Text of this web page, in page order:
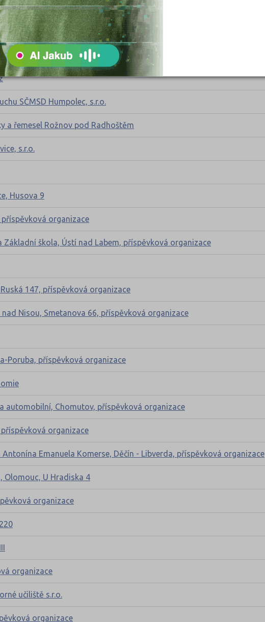
Bělíkova 1387, příspěvková organizace
škola, Opava, příspěvková organizace
SČMSD Humpolec, s.r.o.
a řemesel Rožnov pod Radhoštěm
s.r.o.
Husova 9
organizace
Základní škola, Ústí nad Labem, příspěvková organizace
147, příspěvková organizace
Nisou, Smetanova 66, příspěvková organizace
Poruba, příspěvková organizace
automobilní, Chomutov, příspěvková organizace
organizace
Emanuela Komerse, Děčín - Libverda, příspěvková organizace
Olomouc, U Hradiska 4
organizace
organizace
učiliště s.r.o.
organizace